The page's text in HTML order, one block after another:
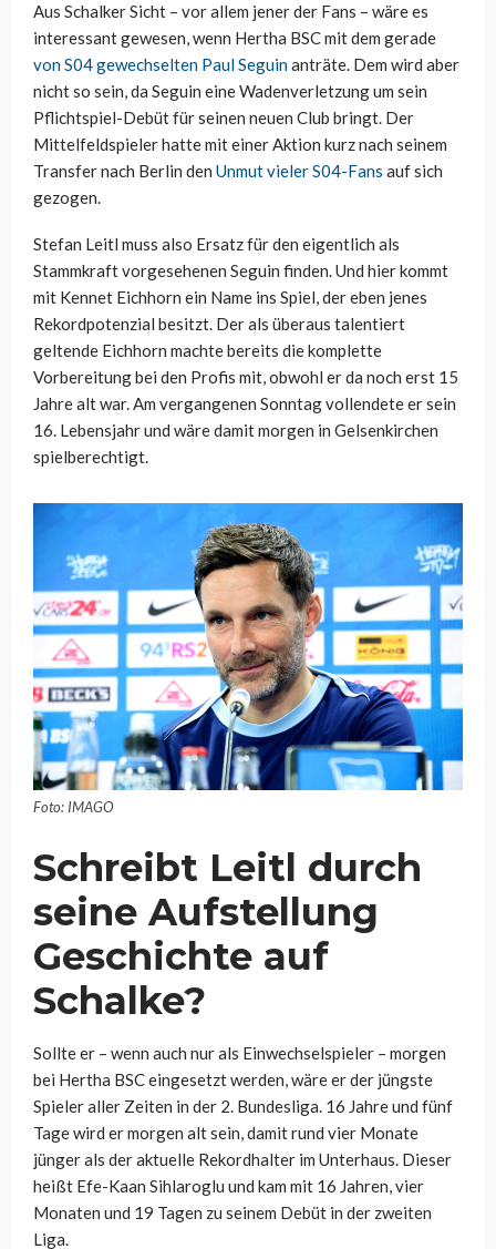
Aus Schalker Sicht – vor allem jener der Fans – wäre es
interessant gewesen, wenn Hertha BSC mit dem gerade
von S04 gewechselten Paul Seguinanträte. Dem wird aber
nicht so sein, da Seguin eine Wadenverletzung um sein
Pflichtspiel-Debüt für seinen neuen Club bringt. Der
Mittelfeldspieler hatte mit einer Aktion kurz nach seinem
Transfer nach Berlin den Unmut vieler S04-Fans auf sich
gezogen.
Stefan Leitl muss also Ersatz für den eigentlich als
Stammkraft vorgesehenen Seguin finden. Und hier kommt
mit Kennet Eichhorn ein Name ins Spiel, der eben jenes
Rekordpotenzial besitzt. Der als überaus talentiert
geltende Eichhorn machte bereits die komplette
Vorbereitung bei den Profis mit, obwohl er da noch erst 15
Jahre alt war. Am vergangenen Sonntag vollendete er sein
16. Lebensjahr und wäre damit morgen in Gelsenkirchen
spielberechtigt.
Foto: IMAGO
Schreibt Leitl durch
seine Aufstellung
Geschichte auf
Schalke?
Sollte er – wenn auch nur als Einwechselspieler – morgen
bei Hertha BSC eingesetzt werden, wäre er der jüngste
Spieler aller Zeiten in der 2. Bundesliga. 16 Jahre und fünf
Tage wird er morgen alt sein, damit rund vier Monate
jünger als der aktuelle Rekordhalter im Unterhaus. Dieser
heißt Efe-Kaan Sihlaroglu und kam mit 16 Jahren, vier
Monaten und 19 Tagen zu seinem Debüt in der zweiten
Liga.